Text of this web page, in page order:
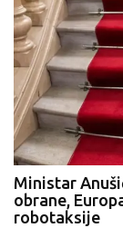
Ministar
obrane,
robotaksije